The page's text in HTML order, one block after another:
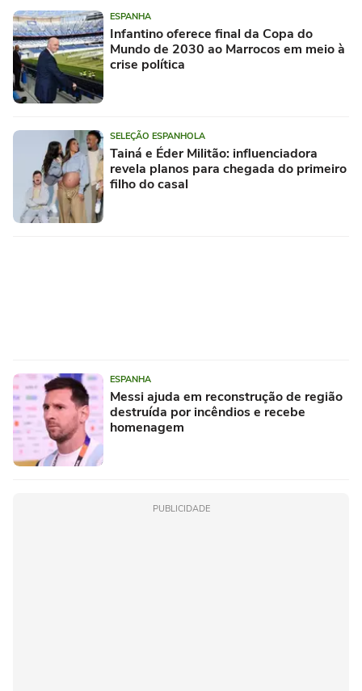
ESPANHA
Infantino oferece final da Copa do
Mundo de 2030 ao Marrocos em meio à
crise política
SELEÇÃO ESPANHOLA
Tainá e Éder Militão: influenciadora
revela planos para chegada do primeiro
filho do casal
ESPANHA
Messi ajuda em reconstrução de região
destruída por incêndios e recebe
homenagem
PUBLICIDADE